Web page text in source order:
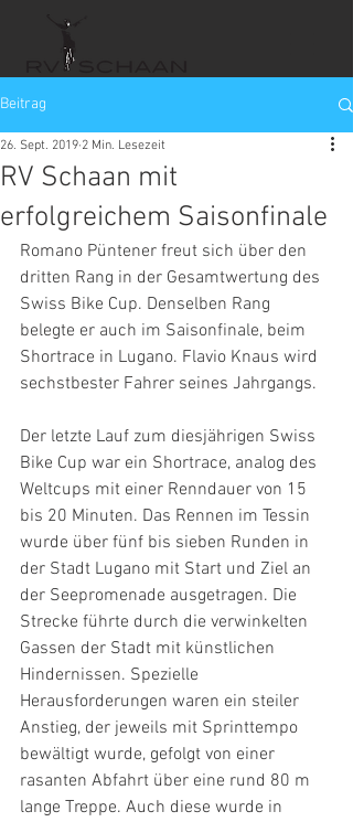
Beitrag
RV Schaan mit
erfolgreichem Saisonfinale
26. Sept. 2019 2 Min. Lesezeit
Romano Püntener freut sich über den
dritten Rang in der Gesamtwertung des
Swiss Bike Cup. Denselben Rang
belegte er auch im Saisonfinale, beim
Shortrace in Lugano. Flavio Knaus wird
sechstbester Fahrer seines Jahrgangs.
Der letzte Lauf zum diesjährigen Swiss
Bike Cup war ein Shortrace, analog des
Weltcups mit einer Renndauer von 15
bis 20 Minuten. Das Rennen im Tessin
wurde über fünf bis sieben Runden in
der Stadt Lugano mit Start und Ziel an
der Seepromenade ausgetragen. Die
Strecke führte durch die verwinkelten
Gassen der Stadt mit künstlichen
Hindernissen. Spezielle
Herausforderungen waren ein steiler
Anstieg, der jeweils mit Sprinttempo
bewältigt wurde, gefolgt von einer
rasanten Abfahrt über eine rund 80 m
lange Treppe. Auch diese wurde in